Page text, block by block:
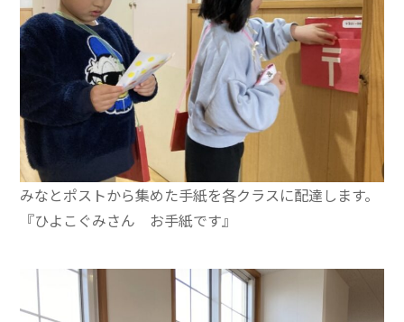
みなとポストから集めた手紙を各クラスに配達します。
『ひよこぐみさん お手紙です』